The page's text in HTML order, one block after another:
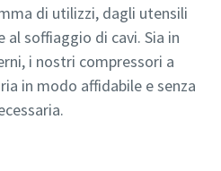
di utilizzi, dagli utensili
soffiaggio di cavi. Sia in
i nostri compressori a
in modo affidabile e senza